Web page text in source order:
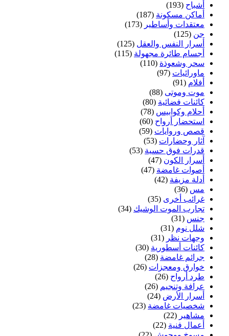
أشباح (193)
أماكن مسكونة (187)
معتقدات وأساطير (173)
جن (125)
أسرار النفس والعقل (125)
أجسام طائرة مجهولة (115)
سحر وشعوذة (110)
ماورائيات (97)
أفلام (91)
موت وموتى (88)
كائنات فضائية (80)
أحلام وكوابيس (78)
استحضار أرواح (60)
قصص وروايات (59)
آثار وحضارات (53)
قدرات فوق حسية (53)
أسرار الكون (47)
أصوات غامضة (47)
أدلة مزيفة (42)
مس (36)
غرائب أخرى (35)
تجارب الموت الوشيك (34)
جنس (31)
شلل نوم (31)
وجهات نظر (31)
كائنات أسطورية (30)
جرائم غامضة (28)
خوارق ومعجزات (26)
طرد أرواح (26)
عرافة وتنجيم (26)
أسرار الأرض (24)
شخصيات غامضة (23)
مشاهير (22)
أعمال فنية (22)